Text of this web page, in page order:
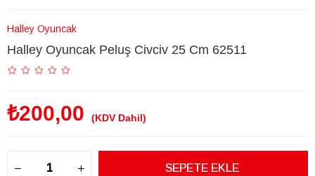
Halley Oyuncak
Halley Oyuncak Peluş Civciv 25 Cm 62511
₺200,00 (KDV Dahil)